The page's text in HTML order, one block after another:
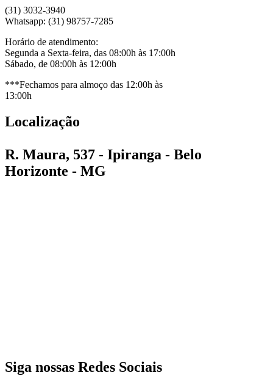
(31) 3032-3940
Whatsapp: (31) 98757-7285
Horário de atendimento:
Segunda a Sexta-feira, das 08:00h às 17:00h
Sábado, de 08:00h às 12:00h
***Fechamos para almoço das 12:00h às
13:00h
Localização
R. Maura, 537 - Ipiranga - Belo
Horizonte - MG
Siga nossas Redes Sociais